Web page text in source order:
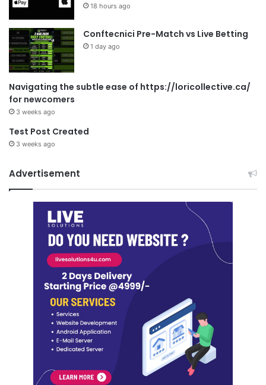
18 hours ago
Conftecnici Pre-Match vs Live Betting
1 day ago
Navigating the subtle ease of https://loricollective.ca/
for newcomers
3 weeks ago
Test Post Created
3 weeks ago
Advertisement